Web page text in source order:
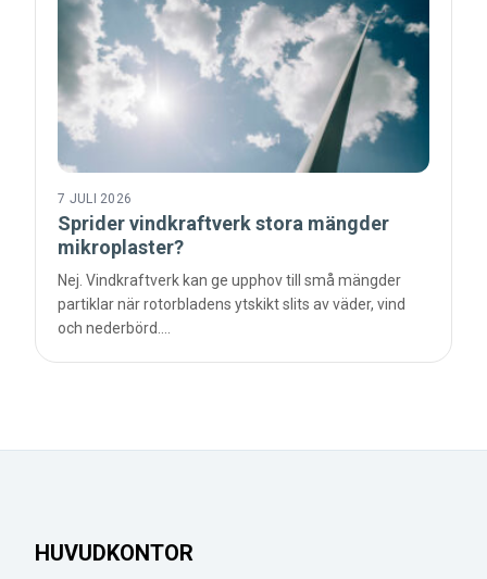
7 JULI 2026
Sprider vindkraftverk stora mängder
mikroplaster?
Nej. Vindkraftverk kan ge upphov till små mängder
partiklar när rotorbladens ytskikt slits av väder, vind
och nederbörd.…
HUVUDKONTOR